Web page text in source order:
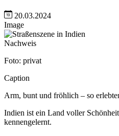
20.03.2024
Image
Nachweis
Foto: privat
Caption
Arm, bunt und fröhlich – so
Indien ist ein Land voller
kennengelernt.